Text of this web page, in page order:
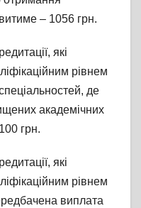
– 1056 грн.
які
рівнем
де
академічних
грн.
які
рівнем
виплата